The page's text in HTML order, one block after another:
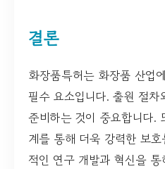
결론
화장품특허는 화장품 산업
필수 요소입니다. 출원 절
준비하는 것이 중요합니다.
계를 통해 더욱 강력한 보
적인 연구 개발과 혁신을 통